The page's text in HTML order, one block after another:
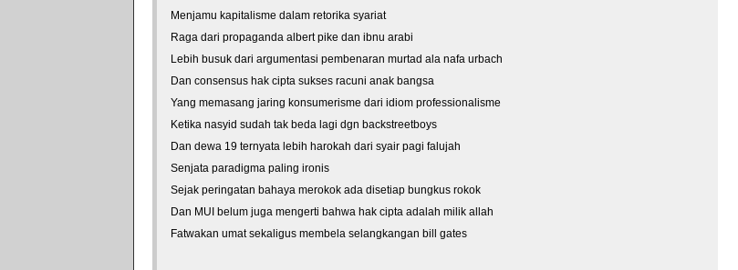
Menjamu kapitalisme dalam retorika syariat
Raga dari propaganda albert pike dan ibnu arabi
Lebih busuk dari argumentasi pembenaran murtad ala nafa urbach
Dan consensus hak cipta sukses racuni anak bangsa
Yang memasang jaring konsumerisme dari idiom professionalisme
Ketika nasyid sudah tak beda lagi dgn backstreetboys
Dan dewa 19 ternyata lebih harokah dari syair pagi falujah
Senjata paradigma paling ironis
Sejak peringatan bahaya merokok ada disetiap bungkus rokok
Dan MUI belum juga mengerti bahwa hak cipta adalah milik allah
Fatwakan umat sekaligus membela selangkangan bill gates